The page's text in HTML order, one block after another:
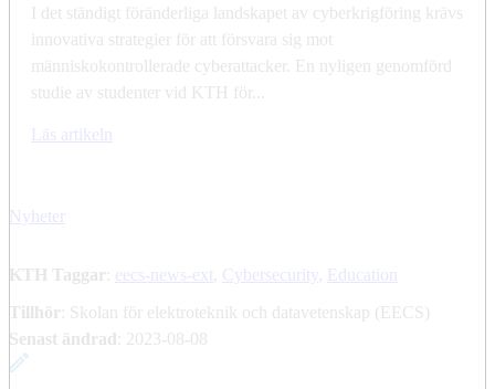
I det ständigt föränderliga landskapet av cyberkrigföring krävs
innovativa strategier för att försvara sig mot
människokontrollerade cyberattacker. En nyligen genomförd
studie av studenter vid KTH för...
Läs artikeln
Nyheter
KTH Taggar eecs-news-ext Cybersecurity
Education
Tillhör
: Skolan för elektroteknik och datavetenskap (EECS)
Senast ändrad
2023-08-08